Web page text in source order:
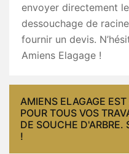
envoyer directement
dessouchage de
fournir un devis.
Amiens Elagage !
AMIENS ELAGAGE
POUR TOUS VOS
DE SOUCHE D'ARBRE.
!